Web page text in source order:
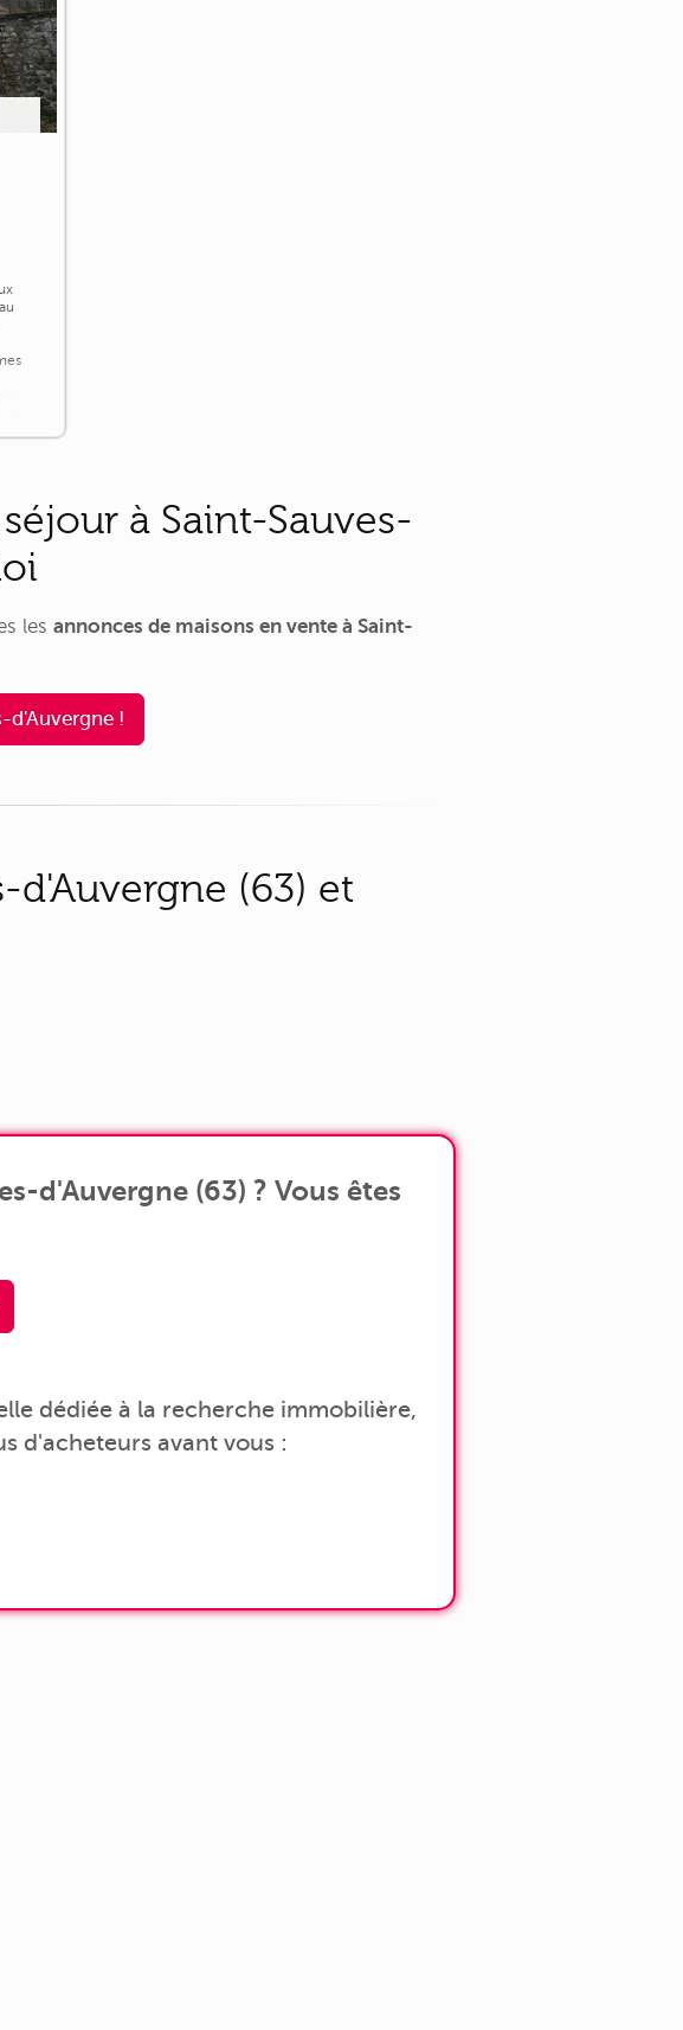
à Saint-Sauves-
les annonces de maisons en vente à Saint-
d'Auvergne !
d'Auvergne (63) et
d'Auvergne (63) ? Vous êtes
dédiée à la recherche immobilière,
d'acheteurs avant vous :